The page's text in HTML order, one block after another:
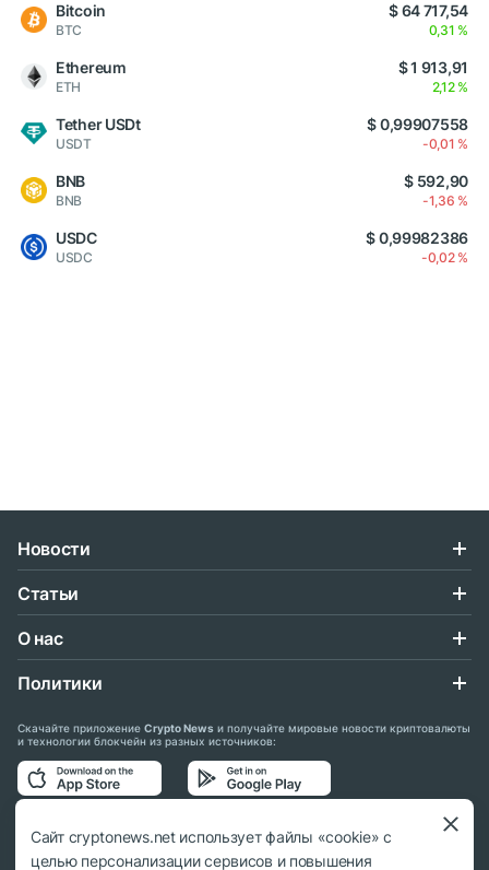
Bitcoin
BTC
$ 64 717,54
0,31 %
Ethereum
ETH
$ 1 913,91
2,12 %
Tether USDt
USDT
$ 0,99907558
-0,01 %
BNB
BNB
$ 592,90
-1,36 %
USDC
USDC
$ 0,99982386
-0,02 %
Новости
Статьи
О нас
Политики
Скачайте приложение Crypto News и получайте мировые новости криптовалюты
и технологии блокчейн из разных источников:
Подписывайтесь на нас в социальных сетях:
Сайт cryptonews.net использует файлы «cookie» с
целью персонализации сервисов и повышения